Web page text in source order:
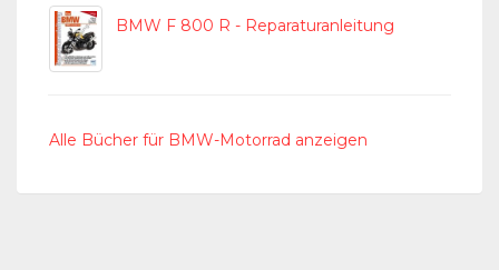
BMW F 800 R - Reparaturanleitung
Alle Bücher für BMW-Motorrad anzeigen